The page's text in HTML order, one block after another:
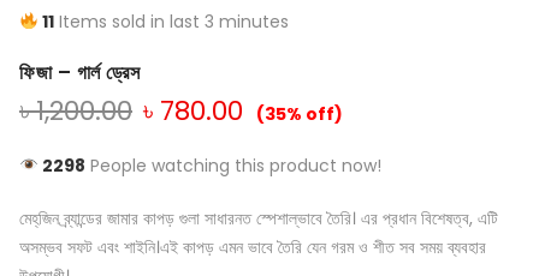
11Items sold in last 3 minutes
ফিজা – গার্ল ড্রেস
৳1,200.00 ৳ 780.00 (35% off)
2298 People watching this product now!
মেহ্‌জিন ব্র্যান্ডের জামার কাপড় গুলা সাধারনত স্পেশাল্ভাবে তৈরি। এর প্রধান বিশেষত্ব, এটি
অসম্ভব সফট এবং শাইনি।এই কাপড় এমন ভাবে তৈরি যেন গরম ও শীত সব সময় ব্যবহার